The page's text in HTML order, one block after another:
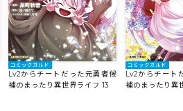
コミックガルド
Lv2からチートだった元勇者候
補のまったり異世界ライフ 13
コミックガルド
Lv2からチート
補のまったり異